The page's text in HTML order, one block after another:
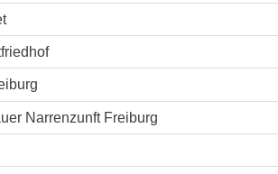
Narrenzunft Freiburg